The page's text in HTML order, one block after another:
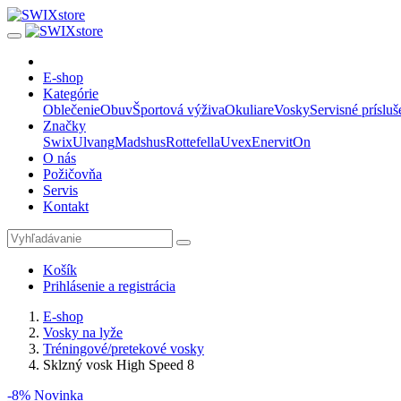
E-shop
Kategórie
OblečenieObuvŠportová výživaOkuliareVoskyServisné
Značky
SwixUlvangMadshusRottefellaUvexEnervitOn
O nás
Požičovňa
Servis
Kontakt
Košík
Prihlásenie a registrácia
E-shop
Vosky na lyže
Tréningové/pretekové vosky
Sklzný vosk High Speed 8
-8% Novinka